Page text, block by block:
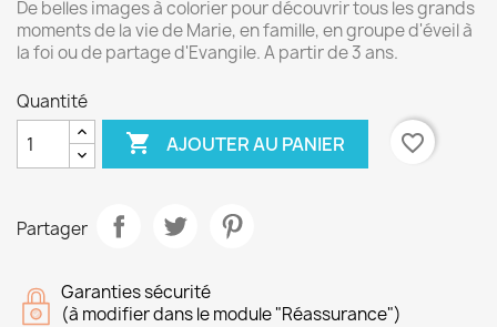
De belles images à colorier pour découvrir tous les grands
moments de la vie de Marie, en famille, en groupe d'éveil à
la foi ou de partage d'Evangile. A partir de 3 ans.
Quantité
 AJOUTER AU PANIER favorite_border
Partager
Garanties sécurité
(à modifier dans le module "Réassurance")